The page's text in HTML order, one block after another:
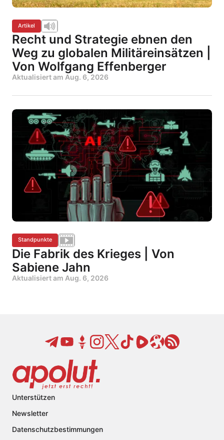
Artikel
Recht und Strategie ebnen den
Weg zu globalen Militäreinsätzen |
Von Wolfgang Effenberger
Aktualisiert am Aug. 6, 2026
Standpunkte
Die Fabrik des Krieges | Von
Sabiene Jahn
Aktualisiert am Aug. 6, 2026
Unterstützen
Newsletter
Datenschutzbestimmungen